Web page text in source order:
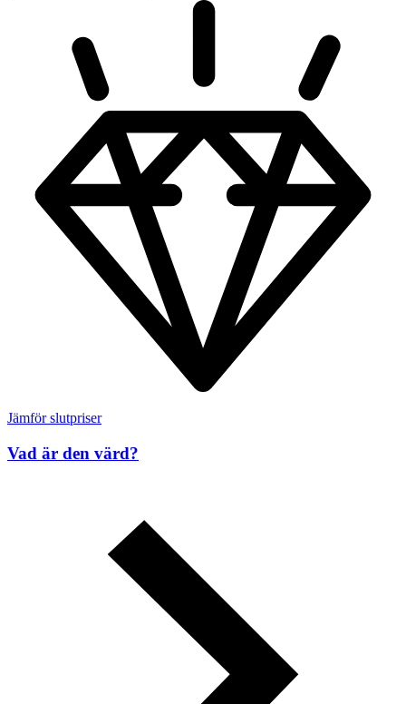
Jämför slutpriser
Vad är den värd?